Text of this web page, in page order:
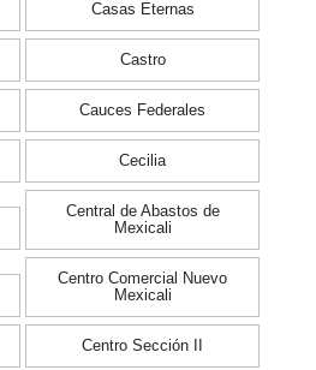
Casas Eternas
Castro
Cauces Federales
Cecilia
Central de Abastos de
Mexicali
Centro Comercial Nuevo
Mexicali
Centro Sección II